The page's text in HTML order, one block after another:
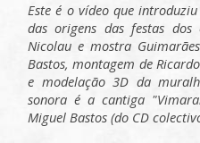
Este é o vídeo que
das origens das festas dos
Nicolau e mostra
Bastos, montagem de
e modelação 3D da
sonora é a cantiga
Miguel Bastos (do CD